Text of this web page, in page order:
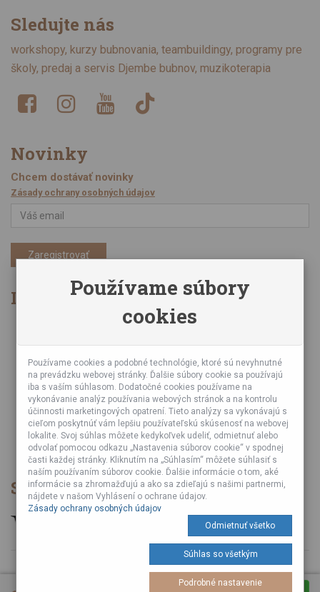
Sledujte nás
workshopy, kurzy bubnovania, teambuildingy, programy pre
školy, predaj a servis Djembe bubnov, muzikoterapia
Novinky
Chcem dostávať novinky
Zásady ochrany osobných údajov
Zaregistrovať
Informácie
Obchodné podmienky
Online kurzy bubnovania
Podujatia
Teambuildingy pre firmy
Servis bubnov
Foto a video z podujatí
Veľkoobchod
Spôsob platby
od Tuli A Tuli Laboratories s. r. o.
Používame súbory
cookies
Používame cookies a podobné technológie, ktoré sú nevyhnutné
na prevádzku webovej stránky. Ďalšie súbory cookie sa používajú
iba s vaším súhlasom. Dodatočné cookies používame na
vykonávanie analýz používania webových stránok a na kontrolu
účinnosti marketingových opatrení. Tieto analýzy sa vykonávajú s
cieľom poskytnúť vám lepšiu používateľskú skúsenosť na webovej
lokalite. Svoj súhlas môžete kedykoľvek udeliť, odmietnuť alebo
odvolať pomocou odkazu „Nastavenia súborov cookie“ v spodnej
časti každej stránky. Kliknutím na „Súhlasím“ môžete súhlasiť s
naším používaním súborov cookie. Ďalšie informácie o tom, aké
informácie sa zhromažďujú a ako sa zdieľajú s našimi partnermi,
nájdete v našom Vyhlásení o ochrane údajov.
Zásady ochrany osobných údajov
Odmietnuť všetko
Súhlas so všetkým
Podrobné nastavenie